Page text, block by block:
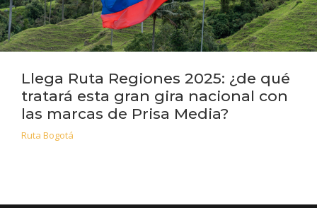
Llega Ruta Regiones 2025: ¿de qué
tratará esta gran gira nacional con
las marcas de Prisa Media?
Ruta Bogotá